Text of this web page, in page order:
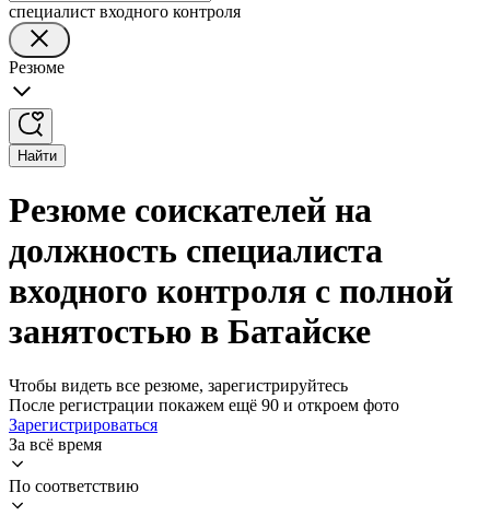
специалист входного контроля
Резюме
Найти
Резюме соискателей на
должность специалиста
входного контроля с полной
занятостью в Батайске
Чтобы видеть все резюме, зарегистрируйтесь
После регистрации покажем ещё 90 и откроем фото
Зарегистрироваться
За всё время
По соответствию